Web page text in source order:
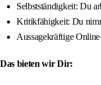
Selbstständigkeit: Du
Kritikfähigkeit: Du
Aussagekräftige
Das bieten wir Dir: